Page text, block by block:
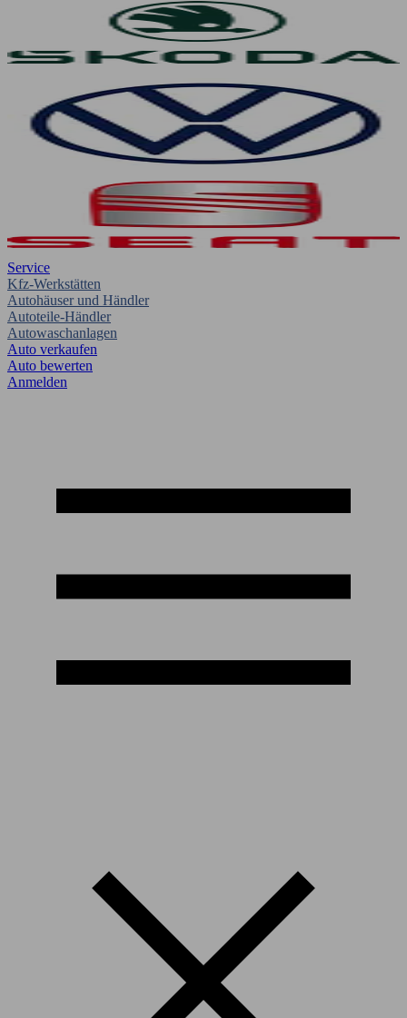
Service
Kfz-Werkstätten
Autohäuser und Händler
Autoteile-Händler
Autowaschanlagen
Auto verkaufen
Auto bewerten
Anmelden